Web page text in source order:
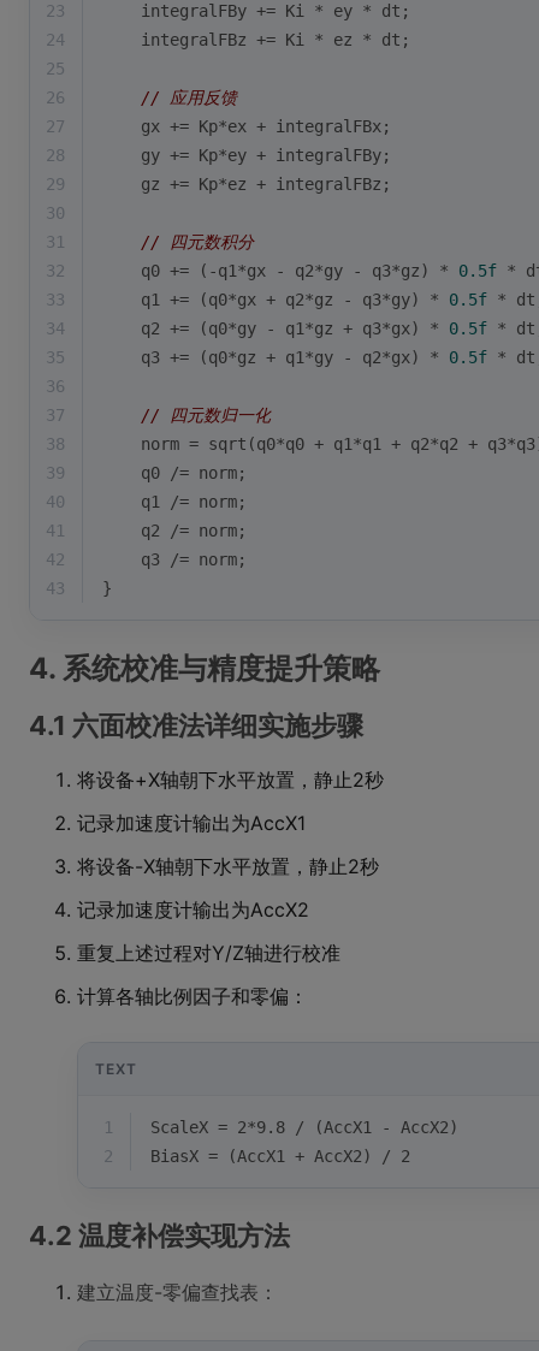
23
    integralFBy += Ki * ey * dt;
24
    integralFBz += Ki * ez * dt;
25
26
// 应用反馈
27
    gx += Kp*ex + integralFBx;
28
    gy += Kp*ey + integralFBy;
29
    gz += Kp*ez + integralFBz;
30
31
// 四元数积分
32
    q0 += (-q1*gx - q2*gy - q3*gz) *
0.5f *
33
    q1 += (q0*gx + q2*gz - q3*gy) *
0.5f *
34
    q2 += (q0*gy - q1*gz + q3*gx) *
0.5f *
35
    q3 += (q0*gz + q1*gy - q2*gx) *
0.5f *
36
37
// 四元数归一化
38
    norm =
sqrt (q0*q0 + q1*q1 + q2*q2 +
39
    q0 /= norm;
40
    q1 /= norm;
41
    q2 /= norm;
42
    q3 /= norm;
43
}
4. 系统校准与精度提升策略
4.1 六面校准法详细实施步骤
将设备+X轴朝下水平放置，静止2秒
记录加速度计输出为AccX1
将设备-X轴朝下水平放置，静止2秒
记录加速度计输出为AccX2
重复上述过程对Y/Z轴进行校准
计算各轴比例因子和零偏：
TEXT
1
ScaleX = 2*9.8 / (AccX1 - AccX2)
2
BiasX = (AccX1 + AccX2) / 2
4.2 温度补偿实现方法
建立温度-零偏查找表：